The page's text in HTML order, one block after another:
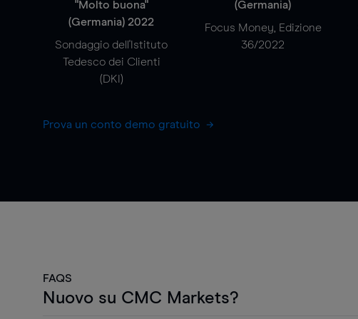
"Molto buona"
(Germania) 2022
Sondaggio dell'Istituto
Tedesco dei Clienti
(DKI)
(Germania)
Focus Money, Edizione
36/2022
Prova un conto demo gratuito
FAQS
Nuovo su CMC Markets?